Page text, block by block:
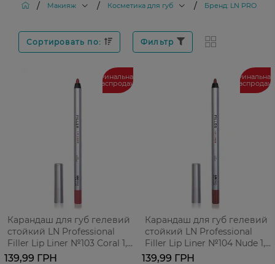
/ Макияж / Косметика для губ / Бренд: LN
Сортировать по: Фильтр
Финальная
распродажа
Карандаш для губ гелевий
стойкий LN Professional
Filler Lip Liner №103 Coral 1,7
г
139,99 ГРН
Финальная
Карандаш для губ гелевий
стойкий LN Professional
Filler Lip Liner №104 Nude 1,7
г
139,99 ГРН